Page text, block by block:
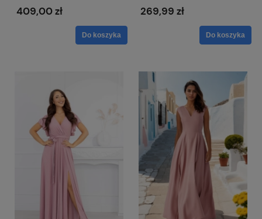
Selena
409,00 zł
Do koszyka
269,99 zł
Do koszyka